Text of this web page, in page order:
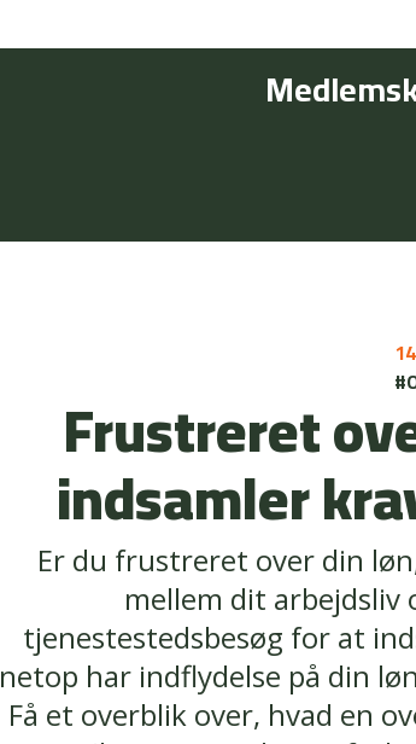
Frustreret
indsamler
Er du frustreret over din
mellem dit arbejdsliv
tjenestestedsbesøg for at
netop har indflydelse på din
Få et overblik over, hvad en